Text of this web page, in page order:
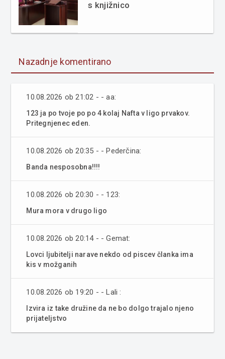
s knjižnico
Nazadnje komentirano
10.08.2026 ob 21:02 - - aa:
123 ja po tvoje po po 4 kolaj Nafta v ligo prvakov.
Pritegnjenec eden.
10.08.2026 ob 20:35 - - Pederčina:
Banda nesposobna!!!!
10.08.2026 ob 20:30 - - 123:
Mura mora v drugo ligo
10.08.2026 ob 20:14 - - Gemat:
Lovci ljubitelji narave nekdo od piscev članka ima
kis v možganih
10.08.2026 ob 19:20 - - Lali :
Izvira iz take družine da ne bo dolgo trajalo njeno
prijateljstvo